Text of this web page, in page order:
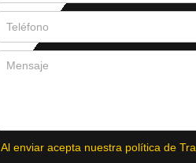
Al enviar acepta nuestra política de